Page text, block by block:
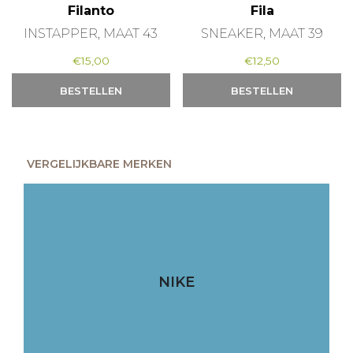
Filanto
INSTAPPER, MAAT 43
€15,00
BESTELLEN
Fila
SNEAKER, MAAT 39
€12,50
BESTELLEN
VERGELIJKBARE MERKEN
NIKE